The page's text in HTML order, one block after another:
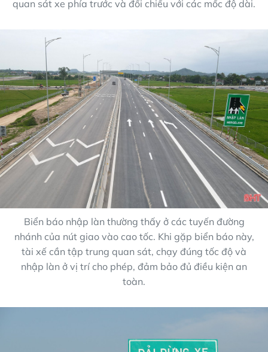
quan sát xe phía trước và đối chiếu với các mốc độ dài.
Biển báo nhập làn thường thấy ở các tuyến đường
nhánh của nút giao vào cao tốc. Khi gặp biển báo này,
tài xế cần tập trung quan sát, chạy đúng tốc độ và
nhập làn ở vị trí cho phép, đảm bảo đủ điều kiện an
toàn.